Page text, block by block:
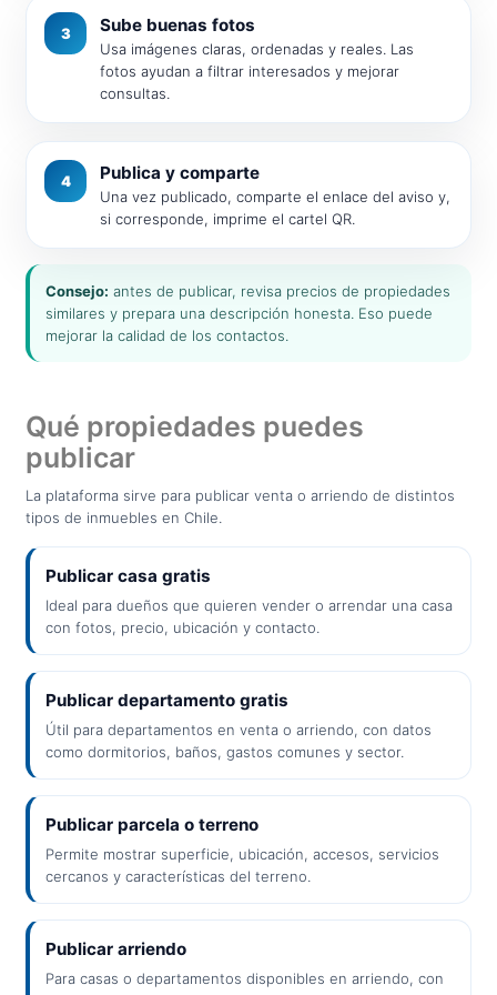
3 Sube buenas fotos
Usa imágenes claras, ordenadas y reales. Las
fotos ayudan a filtrar interesados y mejorar
consultas.
4 Publica y comparte
Una vez publicado, comparte el enlace del aviso y,
si corresponde, imprime el cartel QR.
Consejo: antes de publicar, revisa precios de propiedades
similares y prepara una descripción honesta. Eso puede
mejorar la calidad de los contactos.
Qué propiedades puedes
publicar
La plataforma sirve para publicar venta o arriendo de distintos
tipos de inmuebles en Chile.
Publicar casa gratis
Ideal para dueños que quieren vender o arrendar una casa
con fotos, precio, ubicación y contacto.
Publicar departamento gratis
Útil para departamentos en venta o arriendo, con datos
como dormitorios, baños, gastos comunes y sector.
Publicar parcela o terreno
Permite mostrar superficie, ubicación, accesos, servicios
cercanos y características del terreno.
Publicar arriendo
Para casas o departamentos disponibles en arriendo, con